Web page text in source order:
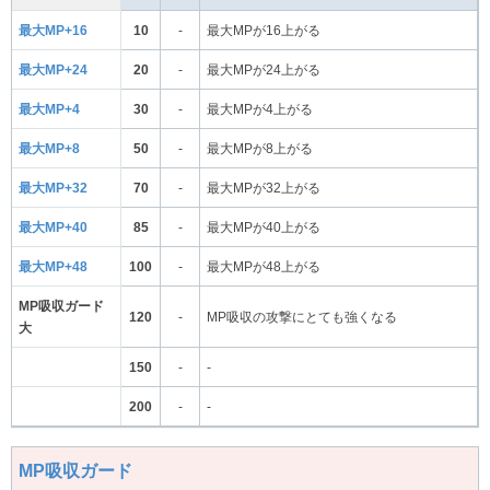
最大MP+16 10 - 最大MPが16上がる
最大MP+24 20 - 最大MPが24上がる
最大MP+4 30 - 最大MPが4上がる
最大MP+8 50 - 最大MPが8上がる
最大MP+32 70 - 最大MPが32上がる
最大MP+40 85 - 最大MPが40上がる
最大MP+48 100 - 最大MPが48上がる
MP吸収ガード
大
120 - MP吸収の攻撃にとても強くなる
150 - -
200 - -
MP吸収ガード